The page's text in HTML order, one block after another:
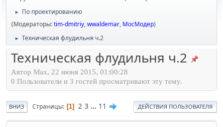
►
По проектированию
(Модераторы:tim-dmitriy,wwaldemar, МосМодер)
► Техническая флудильня ч.2
Техническая флудильня ч.2
Автор Max, 22 июня 2015, 01:00:28
0 Пользователи и 3 гостей просматривают эту тему.
ВНИЗ Страницы 1 2 3 ... 11 ДЕЙСТВИЯ ПОЛЬЗОВАТЕЛЯ